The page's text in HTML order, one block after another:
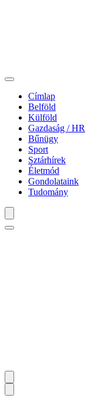
Címlap
Belföld
Külföld
Gazdaság / HR
Bűnügy
Sport
Sztárhírek
Életmód
Gondolataink
Tudomány